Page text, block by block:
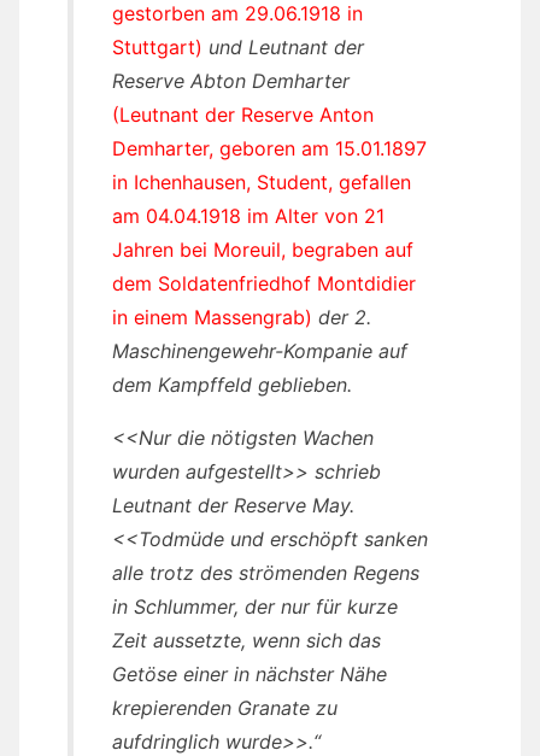
gestorben am 29.06.1918 in
Stuttgart) und Leutnant der
Reserve Abton Demharter
(Leutnant der Reserve Anton
Demharter, geboren am 15.01.1897
in Ichenhausen, Student, gefallen
am 04.04.1918 im Alter von 21
Jahren bei Moreuil, begraben auf
dem Soldatenfriedhof Montdidier
in einem Massengrab) der 2.
Maschinengewehr-Kompanie auf
dem Kampffeld geblieben.
<<Nur die nötigsten Wachen
wurden aufgestellt>> schrieb
Leutnant der Reserve May.
<<Todmüde und erschöpft sanken
alle trotz des strömenden Regens
in Schlummer, der nur für kurze
Zeit aussetzte, wenn sich das
Getöse einer in nächster Nähe
krepierenden Granate zu
aufdringlich wurde>>.“